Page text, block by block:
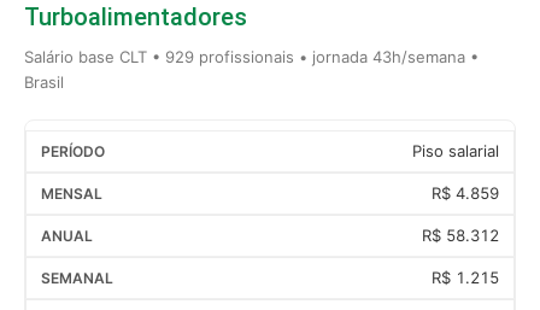
Turboalimentadores
Salário base CLT • 929 profissionais • jornada 43h/semana •
Brasil
Piso salarial
R$ 4.859
R$ 58.312
R$ 1.215